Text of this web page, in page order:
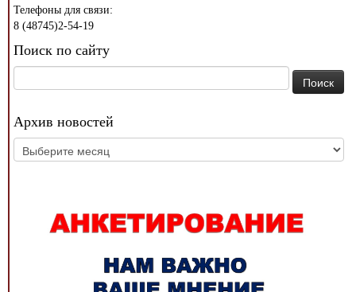
Телефоны для связи:
8 (48745)2-54-19
Поиск по сайту
Архив новостей
Архив
новостей